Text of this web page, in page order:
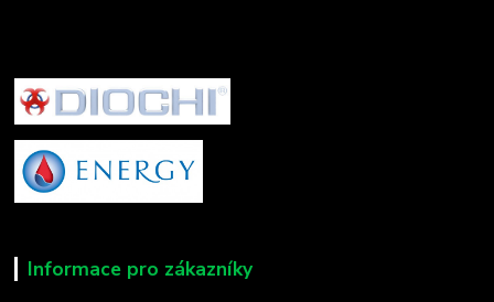
Informace pro zákazníky